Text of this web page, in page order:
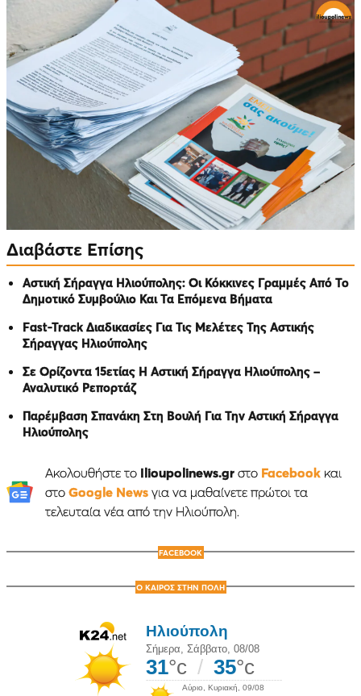
Διαβάστε Επίσης
Αστική Σήραγγα Ηλιούπολης: Οι Κόκκινες Γραμμές Από Το
Δημοτικό Συμβούλιο Και Τα Επόμενα Βήματα
Fast-Track Διαδικασίες Για Τις Μελέτες Της Αστικής
Σήραγγας Ηλιούπολης
Σε Ορίζοντα 15ετίας Η Αστική Σήραγγα Ηλιούπολης –
Αναλυτικό Ρεπορτάζ
Παρέμβαση Σπανάκη Στη Βουλή Για Την Αστική Σήραγγα
Ηλιούπολης
Ακολουθήστε το Ilioupolinews.grστο Facebookκαι
στο Google Newsγια να μαθαίνετε πρώτοι τα
τελευταία νέα από την Ηλιούπολη.
FACEBOOK
Ο ΚΑΙΡΟΣ ΣΤΗΝ ΠΟΛΗ